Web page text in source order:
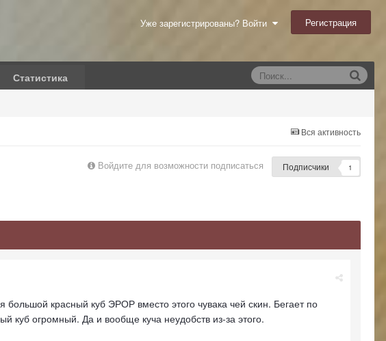
Уже зарегистрированы? Войти Регистрация
Статистика
Вся активность
Войдите для возможности подписаться Подписчики 1
красный куб ЭРОР вместо этого чувака чей скин. Бегает по
куб огромный. Да и вообще куча неудобств из-за этого.